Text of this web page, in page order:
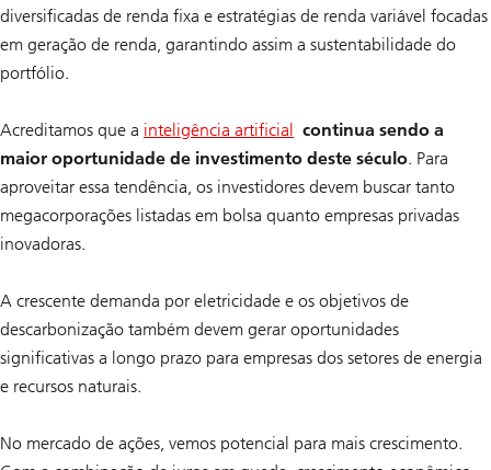
diversificadas de renda fixa e estratégias de renda variável focadas
em geração de renda, garantindo assim a sustentabilidade do
portfólio.
Acreditamos que a inteligência artificial
continua sendo a
maior oportunidade de investimento deste século. Para
aproveitar essa tendência, os investidores devem buscar tanto
megacorporações listadas em bolsa quanto empresas privadas
inovadoras.
A crescente demanda por eletricidade e os objetivos de
descarbonização também devem gerar oportunidades
significativas a longo prazo para empresas dos setores de energia
e recursos naturais.
No mercado de ações, vemos potencial para mais crescimento.